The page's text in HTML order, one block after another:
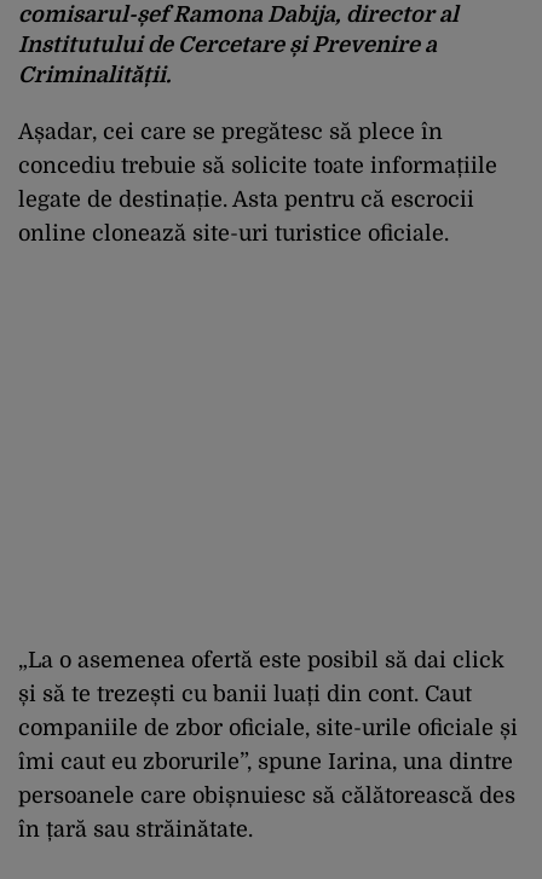
comisarul-șef Ramona Dabija, director al
Institutului de Cercetare și Prevenire a
Criminalității.
Așadar, cei care se pregătesc să plece în
concediu trebuie să solicite toate informațiile
legate de destinație. Asta pentru că escrocii
online clonează site-uri turistice oficiale.
„La o asemenea ofertă este posibil să dai click
și să te trezești cu banii luați din cont. Caut
companiile de zbor oficiale, site-urile oficiale și
îmi caut eu zborurile”, spune Iarina, una dintre
persoanele care obișnuiesc să călătorească des
în țară sau străinătate.